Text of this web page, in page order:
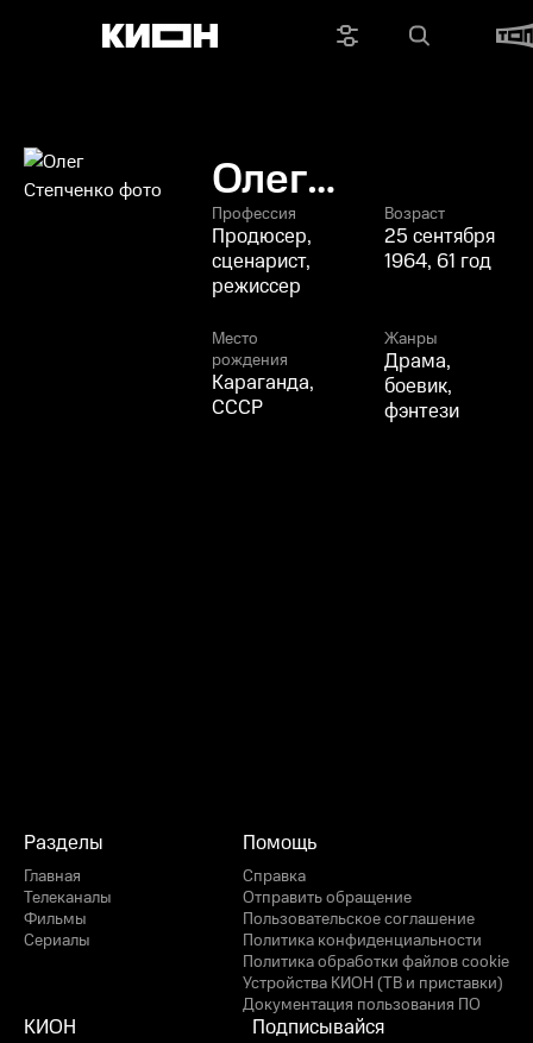
Олег
Степченко
Профессия
Продюсер,
сценарист,
режиссер
Возраст
25 сентября
1964, 61 год
Место
рождения
Караганда,
СССР
Жанры
Драма,
боевик,
фэнтези
Разделы
Главная
Телеканалы
Фильмы
Сериалы
Помощь
Справка
Отправить обращение
Пользовательское соглашение
Политика конфиденциальности
Политика обработки файлов cookie
Устройства КИОН (ТВ и приставки)
Документация пользования ПО
КИОН Подписывайся